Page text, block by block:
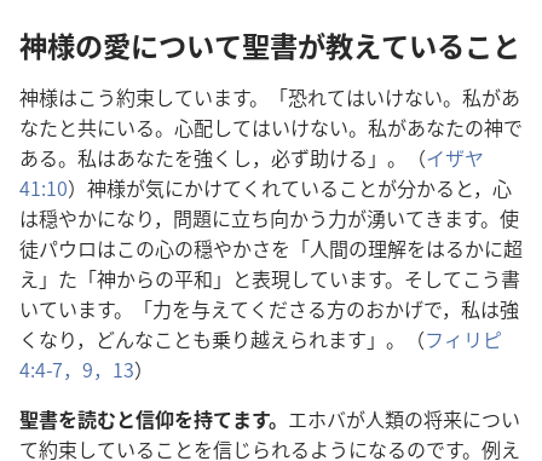
神様の愛について聖書が教えていること
神様はこう約束しています。「恐れてはいけない。 私があ
なたと共にいる。 心配してはいけない。 私があなたの神で
ある。 私はあなたを強くし， 必ず助ける」。（イザヤ
41:10） 神様が気にかけてくれていることが分かると， 心
は穏やかになり， 問題に立ち向かう力が湧いてきます。 使
徒パウロはこの心の穏やかさを「人間の理解をはるかに超
え」た「神からの平和 」と表現しています。そしてこう書
いています。「力を与えてくださる方のおかげで， 私は強
くなり，どんなことも乗り越えられます」。（フィリピ
4:4-7， 9， 13）
聖書を読むと信仰を持てます。 エホバが人類の将来につい
て約束していることを信じられるようになるのです。 例え